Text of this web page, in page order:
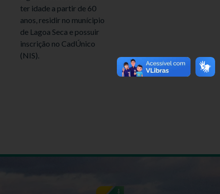
ter idade a partir de 60
anos, residir no munícipio
de Lagoa Seca e possuir
inscrição no CadÚnico
(NIS).